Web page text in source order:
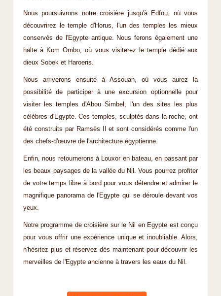
Nous poursuivrons notre croisière jusqu'à Edfou, où vous
découvrirez le temple d'Horus, l'un des temples les mieux
conservés de l'Egypte antique. Nous ferons également une
halte à Kom Ombo, où vous visiterez le temple dédié aux
dieux Sobek et Haroeris.
Nous arriverons ensuite à Assouan, où vous aurez la
possibilité de participer à une excursion optionnelle pour
visiter les temples d'Abou Simbel, l'un des sites les plus
célèbres d'Egypte. Ces temples, sculptés dans la roche, ont
été construits par Ramsès II et sont considérés comme l'un
des chefs-d'œuvre de l'architecture égyptienne.
Enfin, nous retournerons à Louxor en bateau, en passant par
les beaux paysages de la vallée du Nil. Vous pourrez profiter
de votre temps libre à bord pour vous détendre et admirer le
magnifique panorama de l'Egypte qui se déroule devant vos
yeux.
Notre programme de croisière sur le Nil en Egypte est conçu
pour vous offrir une expérience unique et inoubliable. Alors,
n'hésitez plus et réservez dès maintenant pour découvrir les
merveilles de l'Egypte ancienne à travers les eaux du Nil.